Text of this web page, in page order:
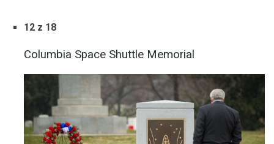
12 z 18
Columbia Space Shuttle Memorial